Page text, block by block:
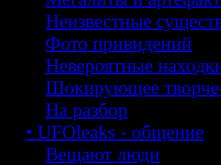
Неизвестные
Фото привидений
Невероятные
Шокирующее
На разбор
• UFOleaks - общение
Вещают люди